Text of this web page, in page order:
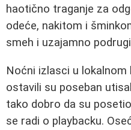
haotično traganje za
odeće, nakitom i
smeh i uzajamno
Noćni izlasci u
ostavili su poseban
tako dobro da su
se radi o playbacku.